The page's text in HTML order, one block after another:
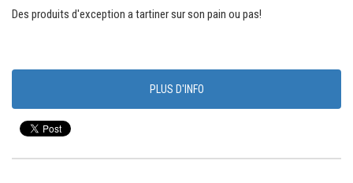
Des produits d'exception a tartiner sur son pain ou pas!
PLUS D'INFO